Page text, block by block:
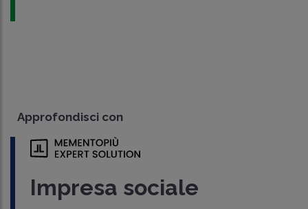
Approfondisci con
Impresa sociale